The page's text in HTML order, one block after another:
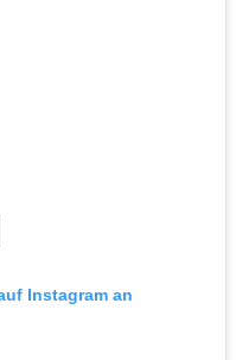
Instagram an